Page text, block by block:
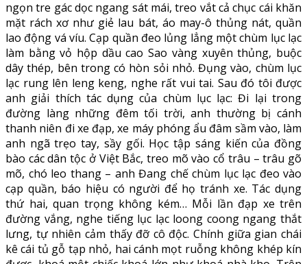
ngọn tre gác dọc ngang sát mái, treo vắt cả chục cái khăn
mặt rách xơ như giẻ lau bát, áo may-ô thủng nát, quần
lao động vá víu. Cạp quần đeo lủng lẳng một chùm lục lạc
làm bằng vỏ hộp dầu cao Sao vàng xuyên thủng, buộc
dây thép, bên trong có hòn sỏi nhỏ. Đụng vào, chùm lục
lạc rung lên leng keng, nghe rất vui tai. Sau đó tôi được
anh giải thích tác dụng của chùm lục lạc: Đi lại trong
đường làng những đêm tối trời, anh thường bị cánh
thanh niên đi xe đạp, xe máy phóng ẩu đâm sầm vào, làm
anh ngã trẹo tay, sầy gối. Học tập sáng kiến của đồng
bào các dân tộc ở Việt Bắc, treo mõ vào cổ trâu – trâu gõ
mõ, chó leo thang – anh Đang chế chùm lục lạc đeo vào
cạp quần, báo hiệu có người để họ tránh xe. Tác dụng
thứ hai, quan trọng không kém… Mỗi lần đạp xe trên
đường vắng, nghe tiếng lục lạc loong coong ngang thắt
lưng, tự nhiên cảm thấy đỡ cô độc. Chính giữa gian chái
kê cái tủ gỗ tạp nhỏ, hai cánh mọt ruỗng không khép kín